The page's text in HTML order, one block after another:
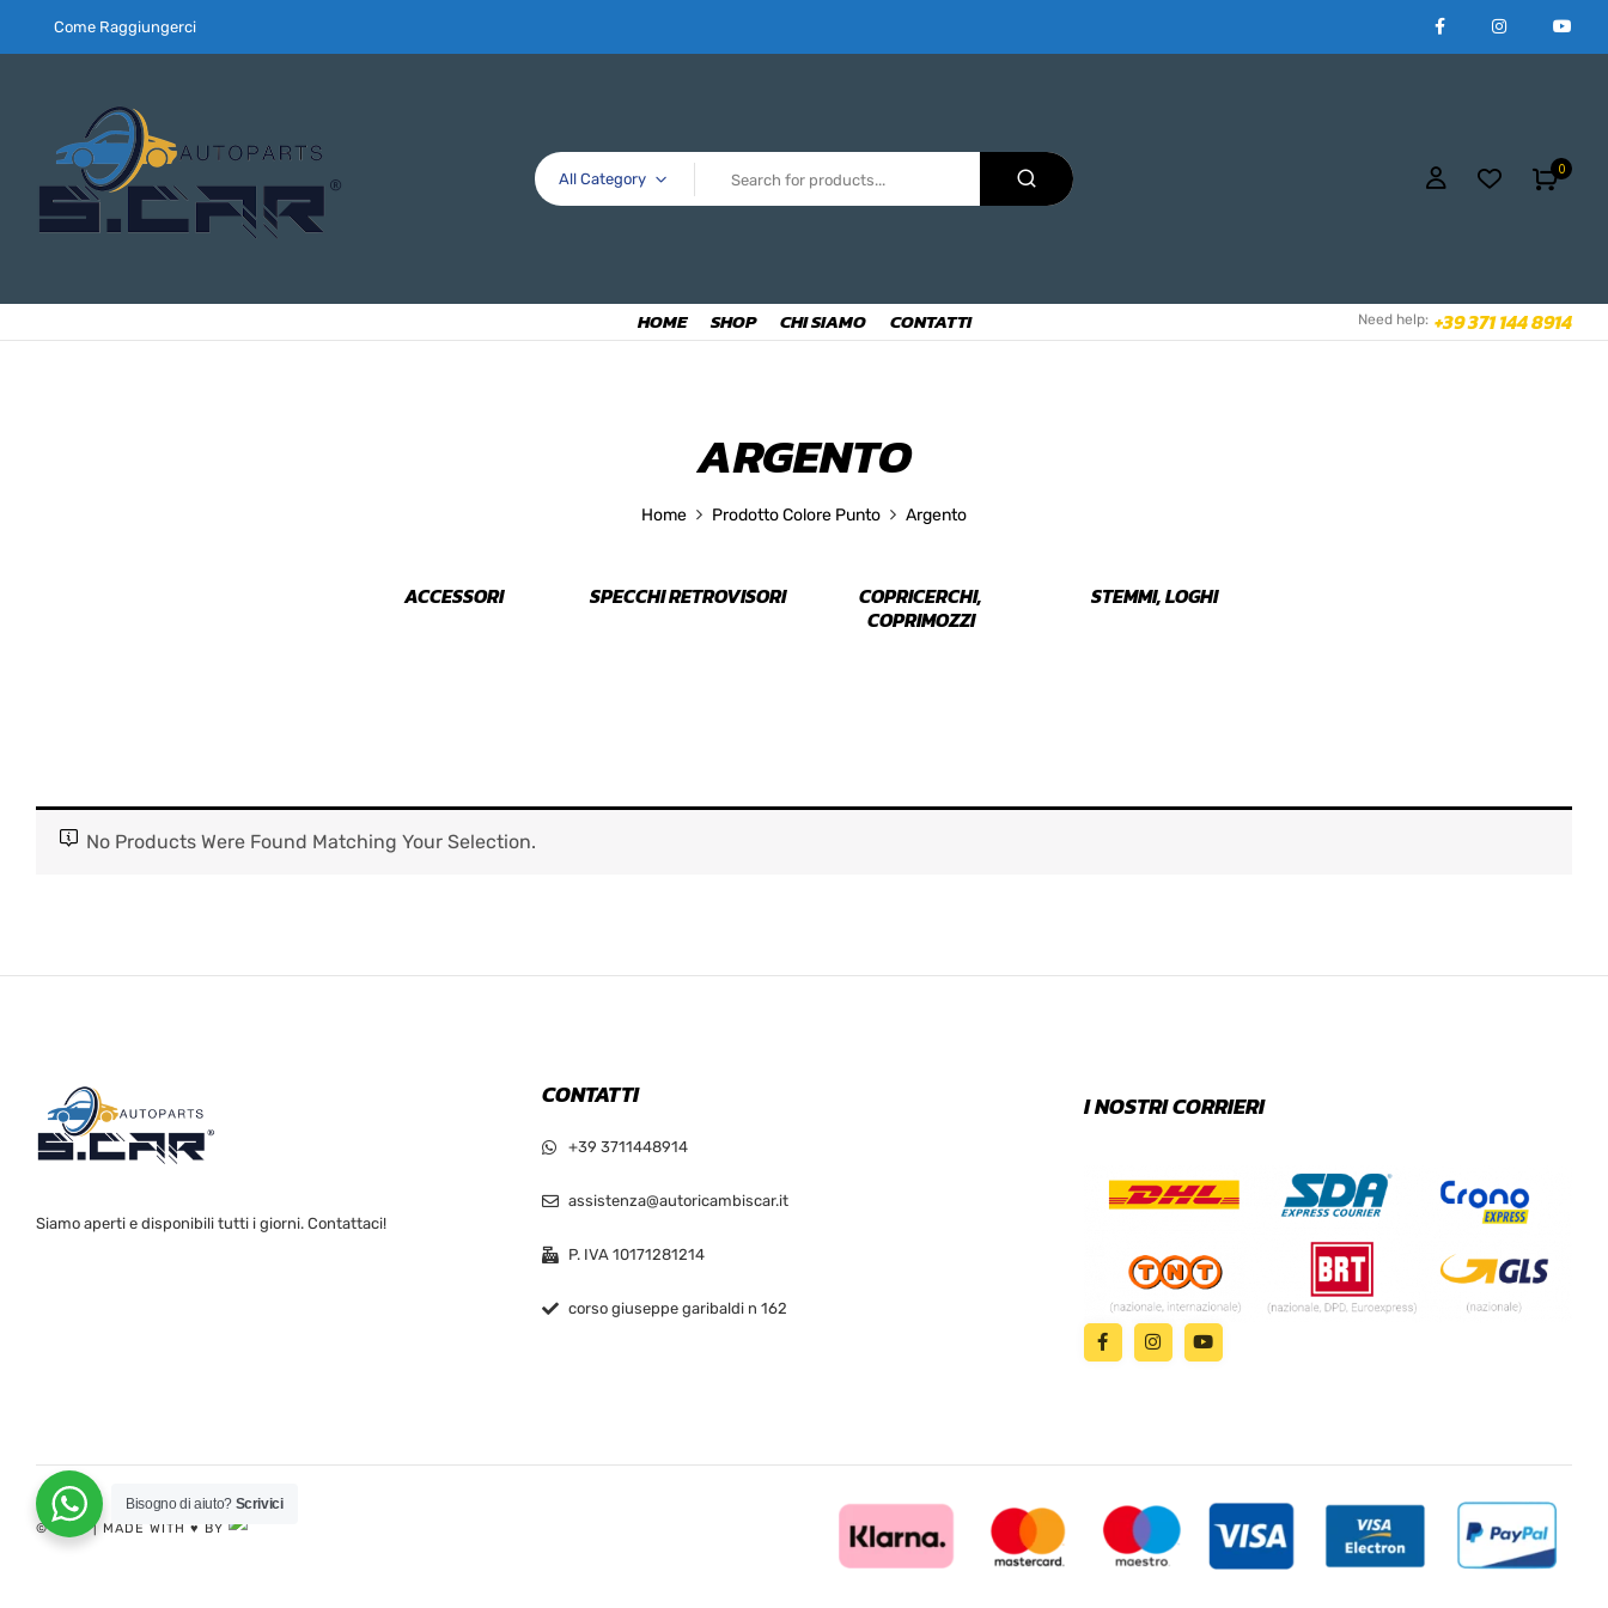
Come Raggiungerci
All Category
0
HOME SHOP CHI SIAMO CONTATTI Need help: +39 371 144 8914
ARGENTO
Home Prodotto Colore Punto Argento
ACCESSORI SPECCHI RETROVISORI
COPRICERCHI,
COPRIMOZZI
STEMMI, LOGHI
No Products Were Found Matching Your Selection.
Siamo aperti e disponibili tutti i giorni. Contattaci!
CONTATTI
+39 3711448914
assistenza@autoricambiscar.it
P. IVA 10171281214
corso giuseppe garibaldi n 162
I NOSTRI CORRIERI
© 2024 | MADE WITH ♥️ BY
Bisogno di aiuto? Scrivici